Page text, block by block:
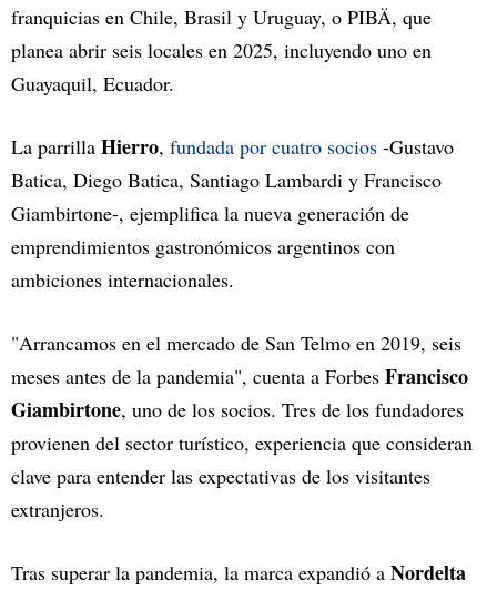
franquicias en Chile, Brasil y Uruguay, o PIBÄ, que
planea abrir seis locales en 2025, incluyendo uno en
Guayaquil, Ecuador.
La parrilla Hierro, fundada por cuatro socios -Gustavo
Batica, Diego Batica, Santiago Lambardi y Francisco
Giambirtone-, ejemplifica la nueva generación de
emprendimientos gastronómicos argentinos con
ambiciones internacionales.
"Arrancamos en el mercado de San Telmo en 2019, seis
meses antes de la pandemia", cuenta a Forbes Francisco
Giambirtone, uno de los socios. Tres de los fundadores
provienen del sector turístico, experiencia que consideran
clave para entender las expectativas de los visitantes
extranjeros.
Tras superar la pandemia, la marca expandió a Nordelta